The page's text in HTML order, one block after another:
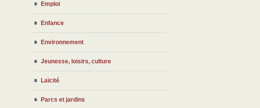
Emploi
Enfance
Environnement
Jeunesse, loisirs, culture
Laïcité
Parcs et jardins